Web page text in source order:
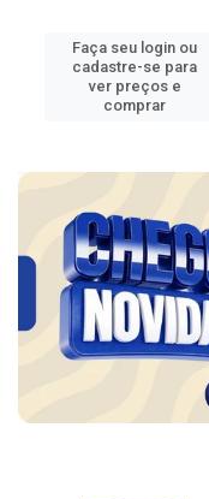
Faça seu login ou
cadastre-se para
ver preços e
comprar